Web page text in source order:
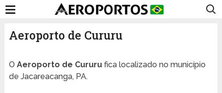
Aeroporto de Cururu
O Aeroporto de Cururufica localizado no município
de Jacareacanga, PA.